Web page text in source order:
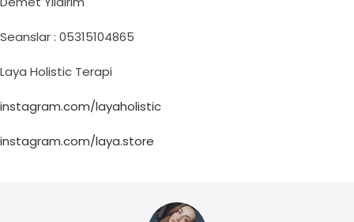
Seanslar : 05315104865
Laya Holistic Terapi
instagram.com/layaholistic
instagram.com/laya.store